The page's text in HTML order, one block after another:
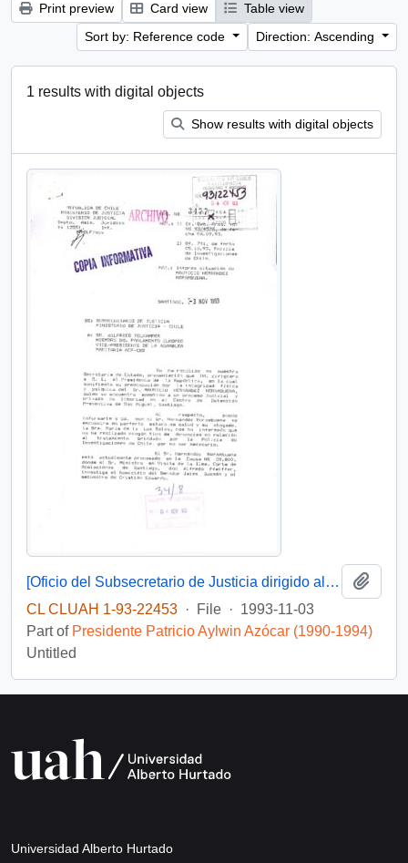
Print preview Card view
Table view
Sort by: Reference code
Direction: Ascending
1 results with digital objects
Show results with digital objects
[Oficio del Subsecretario de Justicia dirigido al sr. Wilfried Telkamper, miembro del parlamento europeo]
CL CLUAH 1-93-22453 · File · 1993-11-03
Part of Presidente Patricio Aylwin Azócar (1990-1994)
Untitled
Universidad Alberto Hurtado